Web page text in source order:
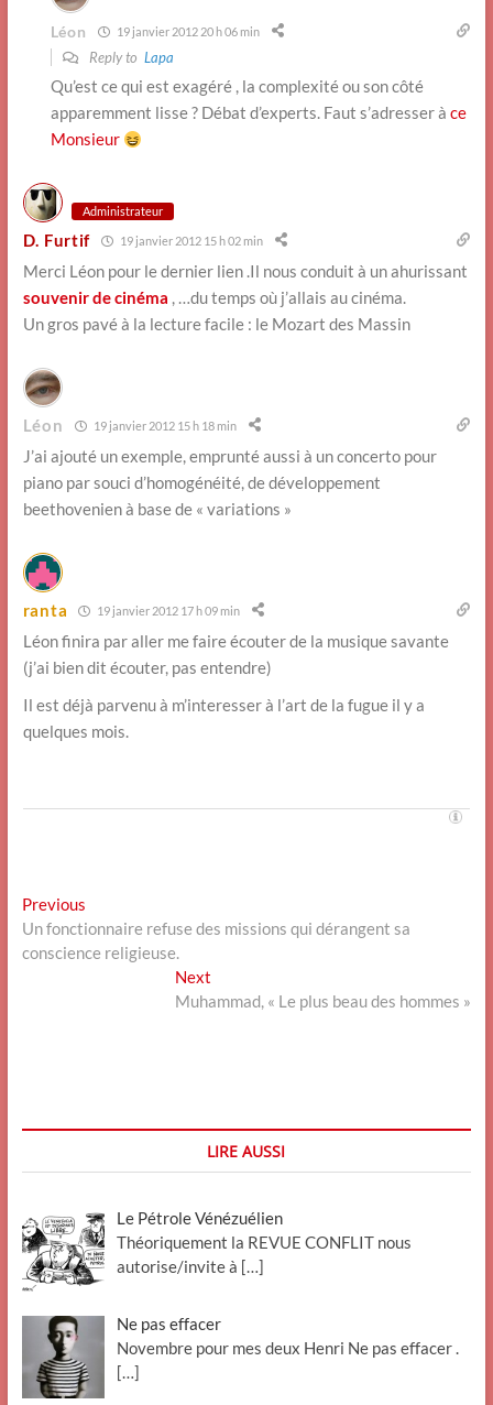
Léon 19 janvier 2012 20 h 06 min
Reply to Lapa
Qu’est ce qui est exagéré , la complexité ou son côté
apparemment lisse ? Débat d’experts. Faut s’adresser à ce
Monsieur
Administrateur
D. Furtif 19 janvier 2012 15 h 02 min
Merci Léon pour le dernier lien .Il nous conduit à un ahurissant
souvenir de cinéma , …du temps où j’allais au cinéma.
Un gros pavé à la lecture facile : le Mozart des Massin
Léon 19 janvier 2012 15 h 18 min
J’ai ajouté un exemple, emprunté aussi à un concerto pour
piano par souci d’homogénéité, de développement
beethovenien à base de « variations »
ranta 19 janvier 2012 17 h 09 min
Léon finira par aller me faire écouter de la musique savante
(j’ai bien dit écouter, pas entendre)
Il est déjà parvenu à m’interesser à l’art de la fugue il y a
quelques mois.
Navigation
de
PreviousPrevious
post:
Un fonctionnaire refuse des missions qui dérangent sa
conscience religieuse.
Next
post:
Muhammad, « Le plus beau des hommes »
LIRE AUSSI
Le Pétrole Vénézuélien
Théoriquement la REVUE CONFLIT nous
autorise/invite à […]
Ne pas effacer
Novembre pour mes deux Henri Ne pas effacer .
[…]